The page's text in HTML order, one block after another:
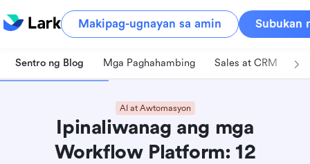
Makipag-ugnayan sa amin Subukan
Sentro ng Blog Mga Paghahambing Sales at CRM
AI at Awtomasyon
Ipinaliwanag ang mga
Workflow Platform: 12